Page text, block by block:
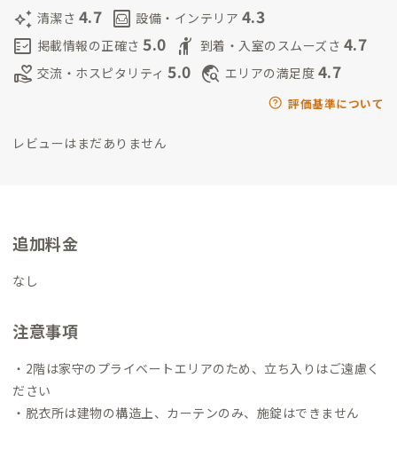
auto_awesome 清潔さ 4.7 living 設備・インテリア 4.3
fact_check 掲載情報の正確さ 5.0 hail 到着・入室のスムーズさ 4.7
volunteer_activism 交流・ホスピタリティ 5.0 travel_explore エリアの満足度 4.7
評価基準について
レビューはまだありません
追加料金
なし
注意事項
・2階は家守のプライベートエリアのため、立ち入りはご遠慮く
ださい
・脱衣所は建物の構造上、カーテンのみ、施錠はできません